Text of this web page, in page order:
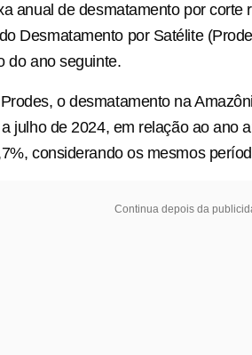
anual de desmatamento por corte
Desmatamento por Satélite
do ano seguinte.
o desmatamento na
julho de 2024, em relação ao ano
considerando os mesmos
Continua depois da